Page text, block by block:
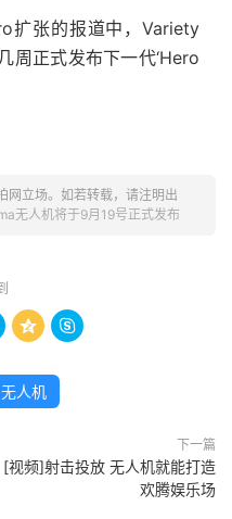
扩张的报道中，Variety
周正式发布下一代‘Hero
网立场。如若转载，请注明出
无人机将于9月19号正式发布
 
无人机
下一篇
[视频]射击投放 无人机就能打造
欢腾娱乐场